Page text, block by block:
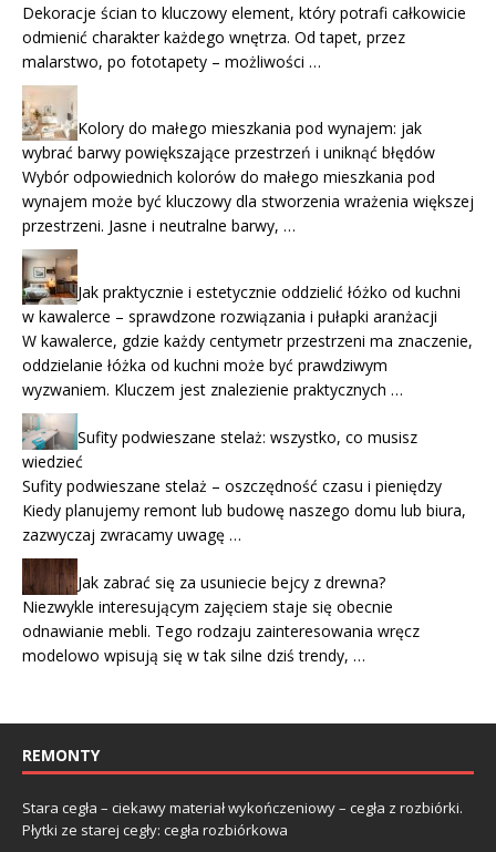
Dekoracje ścian to kluczowy element, który potrafi całkowicie
odmienić charakter każdego wnętrza. Od tapet, przez
malarstwo, po fototapety – możliwości …
Kolory do małego mieszkania pod wynajem: jak
wybrać barwy powiększające przestrzeń i uniknąć błędów
Wybór odpowiednich kolorów do małego mieszkania pod
wynajem może być kluczowy dla stworzenia wrażenia większej
przestrzeni. Jasne i neutralne barwy, …
Jak praktycznie i estetycznie oddzielić łóżko od kuchni
w kawalerce – sprawdzone rozwiązania i pułapki aranżacji
W kawalerce, gdzie każdy centymetr przestrzeni ma znaczenie,
oddzielanie łóżka od kuchni może być prawdziwym
wyzwaniem. Kluczem jest znalezienie praktycznych …
Sufity podwieszane stelaż: wszystko, co musisz
wiedzieć
Sufity podwieszane stelaż – oszczędność czasu i pieniędzy
Kiedy planujemy remont lub budowę naszego domu lub biura,
zazwyczaj zwracamy uwagę …
Jak zabrać się za usuniecie bejcy z drewna?
Niezwykle interesującym zajęciem staje się obecnie
odnawianie mebli. Tego rodzaju zainteresowania wręcz
modelowo wpisują się w tak silne dziś trendy, …
REMONTY
Stara cegła – ciekawy materiał wykończeniowy – cegła z rozbiórki.
Płytki ze starej cegły: cegła rozbiórkowa